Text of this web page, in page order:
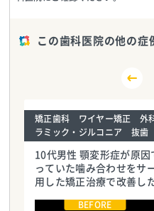
この歯科医院の他の症
矯正歯科 ワイヤー矯正 外
ラミック・ジルコニア 抜歯
10代男性 顎変形症が原
っていた噛み合わせをサ
用した矯正治療で改善し